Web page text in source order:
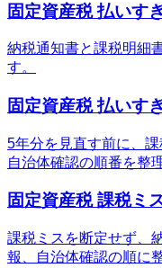
固定資産税 払いす
納税通知書と課税明細
す。
固定資産税 払いす
5年分を見直す前に、
自治体確認の順番を整
固定資産税 課税ミ
課税ミスを断定せず、
報、自治体確認の順に